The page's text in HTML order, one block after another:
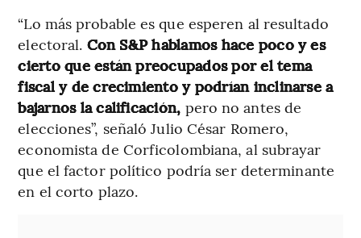
“Lo más probable es que esperen al resultado
electoral. Con S&P hablamos hace poco y es
cierto que están preocupados por el tema
fiscal y de crecimiento y podrían inclinarse a
bajarnos la calificación, pero no antes de
elecciones”, señaló Julio César Romero,
economista de Corficolombiana, al subrayar
que el factor político podría ser determinante
en el corto plazo.